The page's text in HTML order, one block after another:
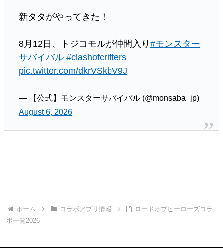
新タタがやってきた！
8月12日、トジコモルが仲間入り #モンスター
サバイバル #clashofcritters
pic.twitter.com/dkrVSkbV9J
— 【公式】モンスターサバイバル (@monsaba_jp)
August 6, 2026
ホーム コラボアプリ情報
ロードオブヒーローズコラ
ボ一覧2026